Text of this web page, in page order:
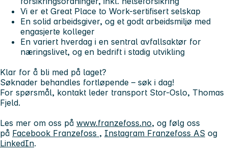
Vi er et Great Place to Work-sertifisert selskap
En solid arbeidsgiver, og et godt arbeidsmiljø med
engasjerte kolleger
En variert hverdag i en sentral avfallsaktør for
næringslivet, og en bedrift i stadig utvikling
Klar for å bli med på laget?
Søknader behandles fortløpende – søk i dag!
For spørsmål, kontakt leder transport Stor-Oslo, Thomas
Fjeld.
Les mer om oss på www.franzefoss.no, og følg oss
på Facebook Franzefoss , Instagram Franzefoss AS og
LinkedIn.